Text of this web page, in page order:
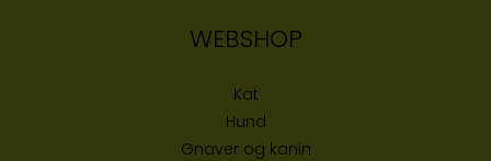
WEBSHOP
Kat
Hund
Gnaver og kanin